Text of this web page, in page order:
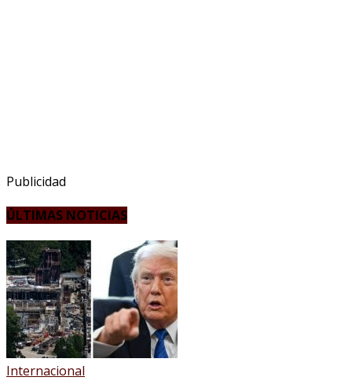
Publicidad
ÚLTIMAS NOTICIAS
Internacional